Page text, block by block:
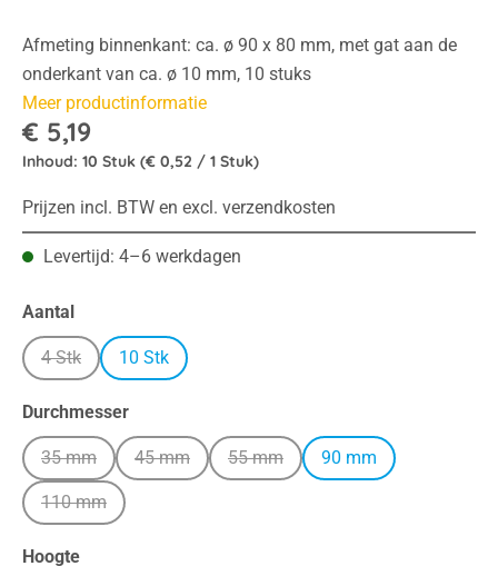
Afmeting binnenkant: ca. ø 90 x 80 mm, met gat aan de
onderkant van ca. ø 10 mm, 10 stuks
Meer productinformatie
€ 5,19
Inhoud: 10 Stuk (€ 0,52 / 1 Stuk)
Prijzen incl. BTW en excl. verzendkosten
Levertijd: 4–6 werkdagen
Selecteer
Aantal
4 Stk(Deze optie is momenteel niet beschikbaar.)
10 Stk
Selecteer
Durchmesser
35 mm(Deze optie is momenteel niet beschikbaar.)
45 mm(Deze optie is momenteel niet beschikbaar.)
55 mm(Deze optie is momenteel niet
90 mm
110 mm(Deze optie is momenteel niet beschikbaar.)
Selecteer
Hoogte